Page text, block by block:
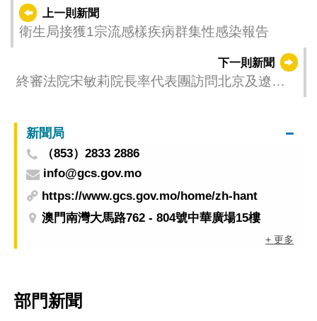
上一則新聞
衛生局接獲1宗流感樣疾病群集性感染報告
下一則新聞
終審法院宋敏莉院長率代表團訪問北京及遼寧
新聞局
（853）2833 2886
info@gcs.gov.mo
https://www.gcs.gov.mo/home/zh-hant
澳門南灣大馬路762 - 804號中華廣場15樓
+ 更多
部門新聞